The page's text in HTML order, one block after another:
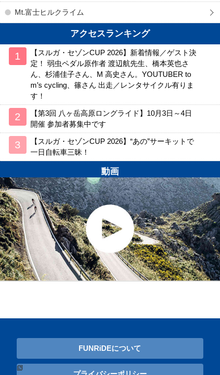
Mt.富士ヒルクライム
アクセスランキング
【スルガ・セゾンCUP 2026】新着情報／ゲスト決
定！ 弱虫ペダル原作者 渡辺航先生、橋本英也さ
ん、杉浦佳子さん、M 高史さん。YOUTUBER to
m’s cycling、篠さん 出走／レンタサイクル有りま
す！
【第3回 八ヶ岳高原ロングライド】10月3日～4日
開催 参加者募集中です
【スルガ・セゾンCUP 2026】“あの”サーキットで
一日自転車三昧！
動画
FUNRiDEについて